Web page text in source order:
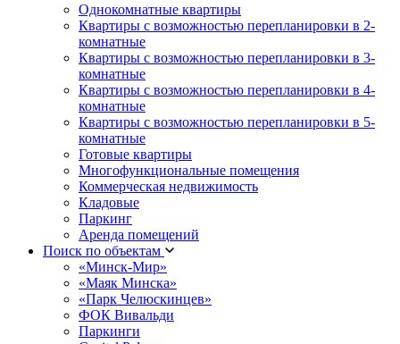
Однокомнатные квартиры
Квартиры с возможностью перепланировки в 2-
комнатные
Квартиры с возможностью перепланировки в 3-
комнатные
Квартиры с возможностью перепланировки в 4-
комнатные
Квартиры с возможностью перепланировки в 5-
комнатные
Готовые квартиры
Многофункциональные помещения
Коммерческая недвижимость
Кладовые
Паркинг
Аренда помещений
Поиск по объектам
«Минск-Мир»
«Маяк Минска»
«Парк Челюскинцев»
ФОК Вивальди
Паркинги